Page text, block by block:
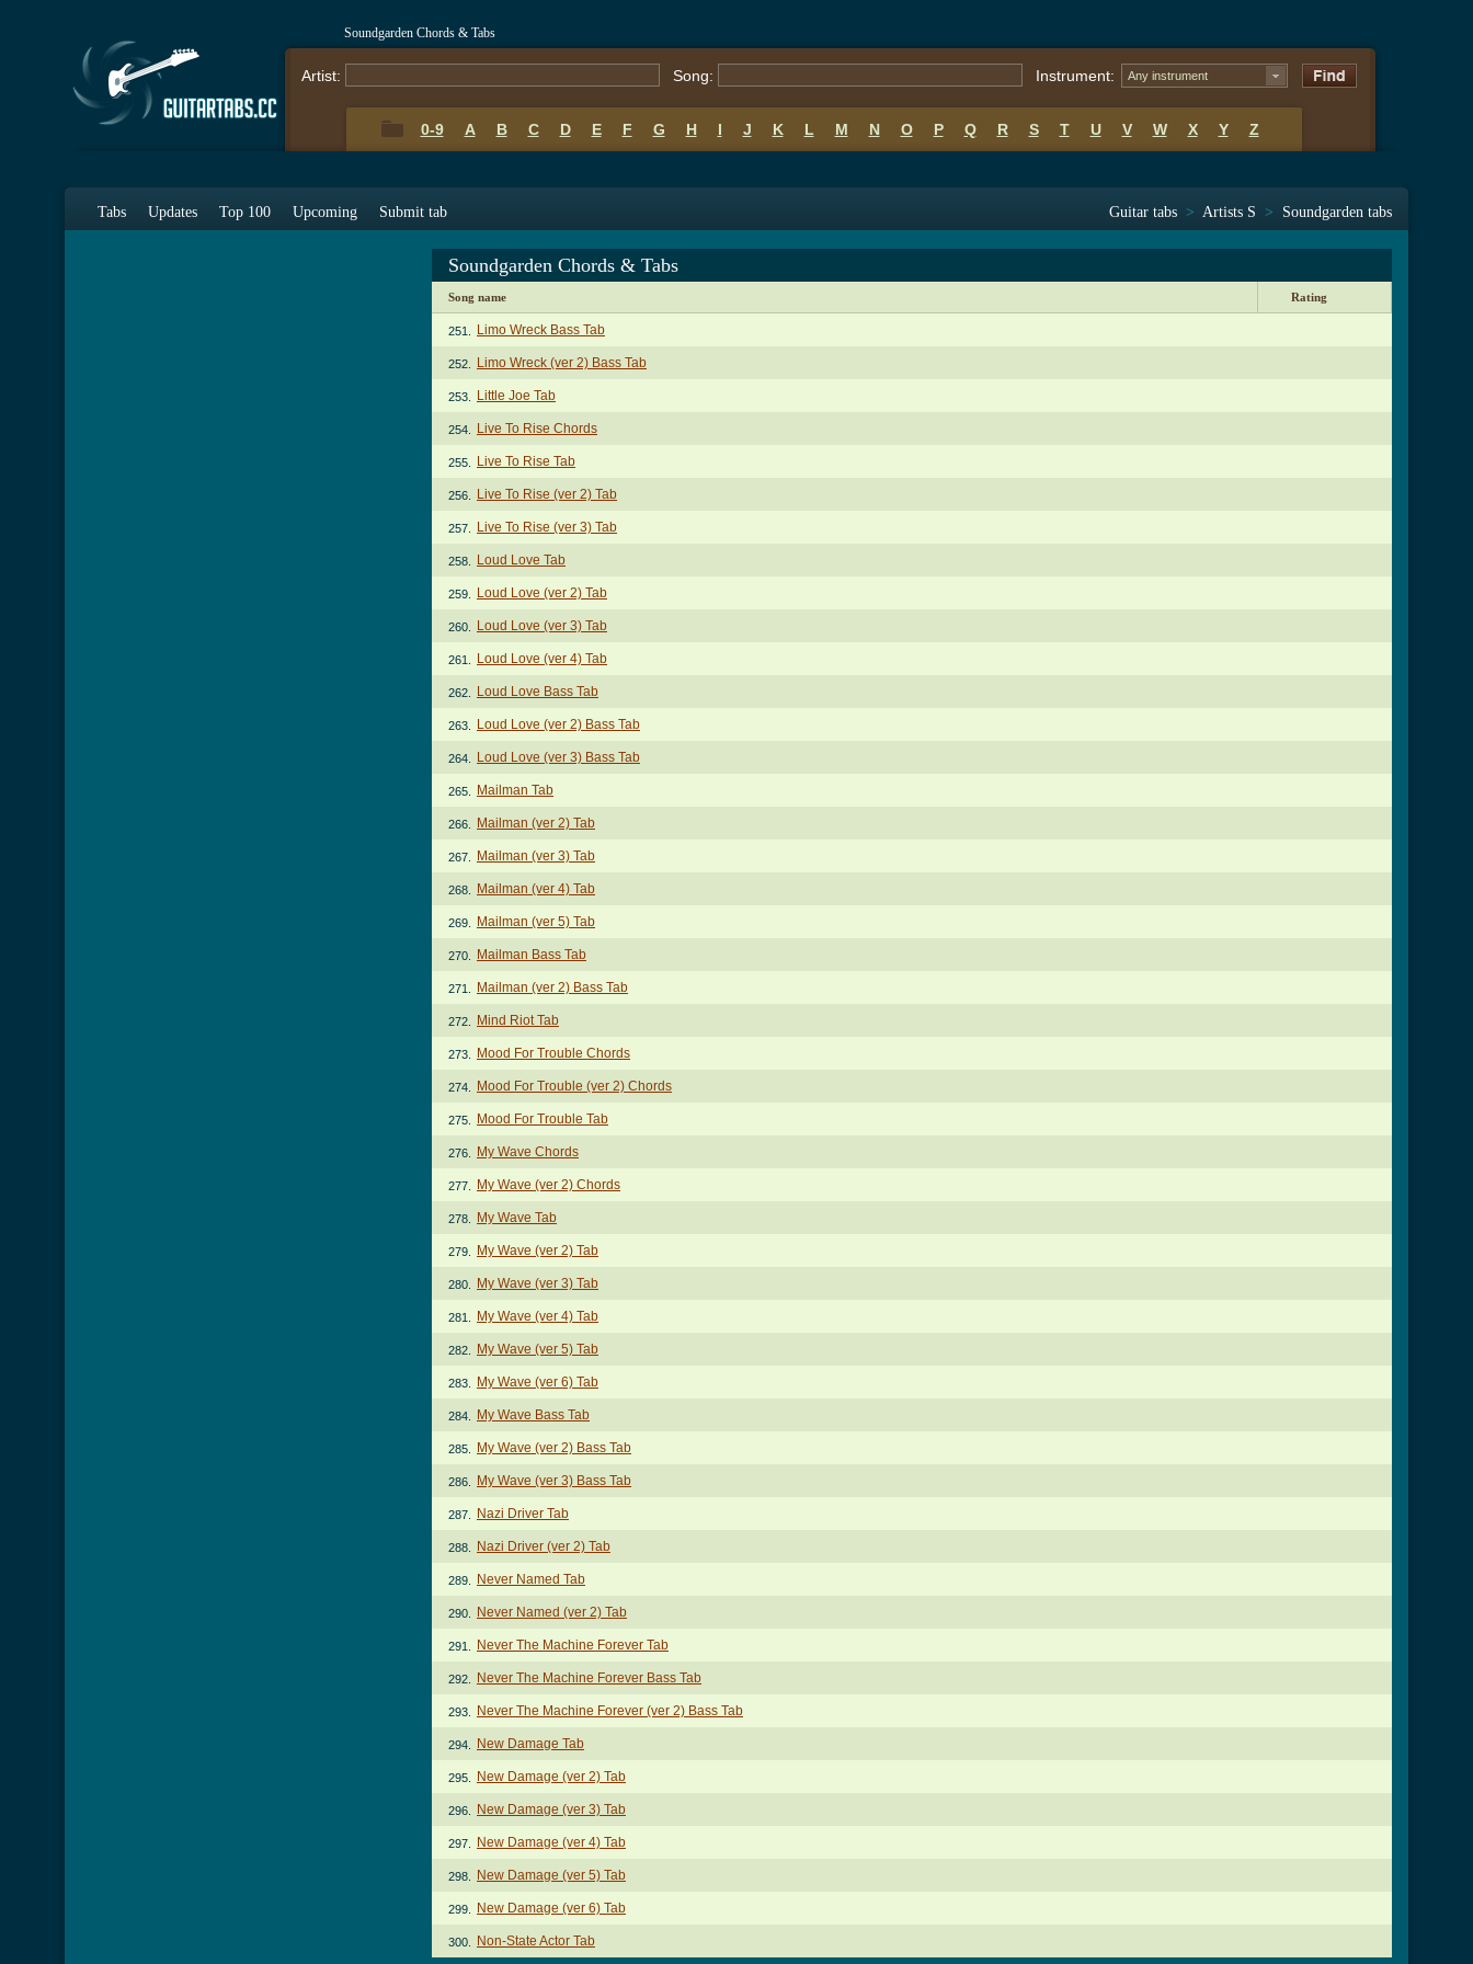
Soundgarden Chords & Tabs
Artist: Song: Instrument: Any instrument
0-9 A B C D E F G H I J K L M N O P Q R S T U V W X Y Z
Tabs Updates Top 100 Upcoming Submit tab Guitar tabs > Artists S > Soundgarden tabs
Soundgarden Chords & Tabs
Song name Rating
251. Limo Wreck Bass Tab
252. Limo Wreck (ver 2) Bass Tab
253. Little Joe Tab
254. Live To Rise Chords
255. Live To Rise Tab
256. Live To Rise (ver 2) Tab
257. Live To Rise (ver 3) Tab
258. Loud Love Tab
259. Loud Love (ver 2) Tab
260. Loud Love (ver 3) Tab
261. Loud Love (ver 4) Tab
262. Loud Love Bass Tab
263. Loud Love (ver 2) Bass Tab
264. Loud Love (ver 3) Bass Tab
265. Mailman Tab
266. Mailman (ver 2) Tab
267. Mailman (ver 3) Tab
268. Mailman (ver 4) Tab
269. Mailman (ver 5) Tab
270. Mailman Bass Tab
271. Mailman (ver 2) Bass Tab
272. Mind Riot Tab
273. Mood For Trouble Chords
274. Mood For Trouble (ver 2) Chords
275. Mood For Trouble Tab
276. My Wave Chords
277. My Wave (ver 2) Chords
278. My Wave Tab
279. My Wave (ver 2) Tab
280. My Wave (ver 3) Tab
281. My Wave (ver 4) Tab
282. My Wave (ver 5) Tab
283. My Wave (ver 6) Tab
284. My Wave Bass Tab
285. My Wave (ver 2) Bass Tab
286. My Wave (ver 3) Bass Tab
287. Nazi Driver Tab
288. Nazi Driver (ver 2) Tab
289. Never Named Tab
290. Never Named (ver 2) Tab
291. Never The Machine Forever Tab
292. Never The Machine Forever Bass Tab
293. Never The Machine Forever (ver 2) Bass Tab
294. New Damage Tab
295. New Damage (ver 2) Tab
296. New Damage (ver 3) Tab
297. New Damage (ver 4) Tab
298. New Damage (ver 5) Tab
299. New Damage (ver 6) Tab
300. Non-State Actor Tab